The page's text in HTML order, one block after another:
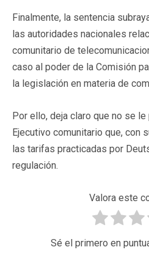
Finalmente, la sentencia
las autoridades nacionales
comunitario de
caso al poder de la Comisión
la legislación en materia de
Por ello, deja claro que no se
Ejecutivo comunitario que, con
las tarifas practicadas por
regulación.
Valora este
Sé el primero en